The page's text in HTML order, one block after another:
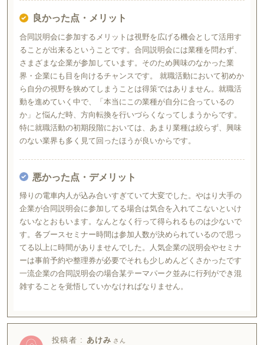
良かった点・メリット
合同説明会に参加するメリットは視野を広げる機会として活用す
ることが出来るということです。合同説明会には業種を問わず、
さまざまな企業が参加しています。そのため興味のなかった業
界・企業にも目を向けるチャンスです。 就職活動において初めか
ら自分の視野を狭めてしまうことは得策ではありません。就職活
動を進めていく中で、「本当にこの業種が自分に合っているの
か」と悩んだ時、方向転換を行いづらくなってしまうからです。
特に就職活動の初期段階においては、あまり業種は絞らず、興味
のない業界も多く見て回ったほうが良いからです。
悪かった点・デメリット
帰りの電車内人が込み合いすぎていて大変でした。やはり大手の
企業が合同説明会に参加してる場合は気合を入れてこないといけ
ないなとおもいます。なんとなく行って得られるものは少ないで
す。各ブースセミナー時間は参加人数が決められているので思っ
てる以上に時間がありませんでした。人気企業の説明会やセミナ
ーは事前予約や整理券が必要でそれも少しめんどくさかったです
一流企業の合同説明会の場合某テーマパーク並みに行列ができ混
雑することを覚悟していかなければなりません。
投稿者 : あけみ